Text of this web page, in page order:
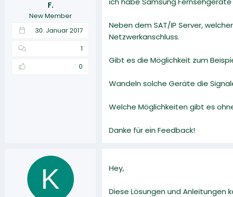
m
F.
New Member
30. Januar 2017
1
0
Neben dem SAT/IP Server,
Netzwerkanschluss.
Gibt es die Möglichkeit zum
Wandeln solche Geräte die
Welche Möglichkeiten gibt es
Danke für ein Feedback!
K Hey,
Diese Lösungen und Anleitungen